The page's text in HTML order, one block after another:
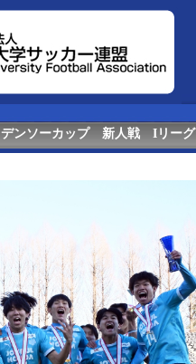
デンソーカップ 新人戦 Iリーグ